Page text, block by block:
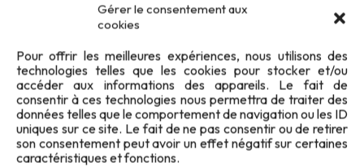
Gérer le consentement aux
cookies
Pour offrir les meilleures expériences, nous utilisons des
technologies telles que les cookies pour stocker et/ou
accéder aux informations des appareils. Le fait de
consentir à ces technologies nous permettra de traiter des
données telles que le comportement de navigation ou les ID
uniques sur ce site. Le fait de ne pas consentir ou de retirer
son consentement peut avoir un effet négatif sur certaines
caractéristiques et fonctions.
Confidentialité Cookies